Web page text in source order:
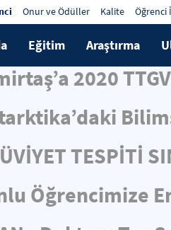
Onur ve Ödüller Kalite Öğrenci
Eğitim Araştırma
2020
TESPİTİ
Öğrencimize